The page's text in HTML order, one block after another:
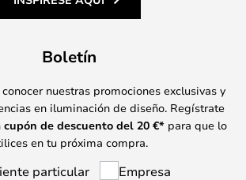
Boletín
nuestras promociones exclusivas y
en iluminación de diseño. Regístrate
cupón de descuento del 20 €* para que lo
en tu próxima compra.
particular Empresa